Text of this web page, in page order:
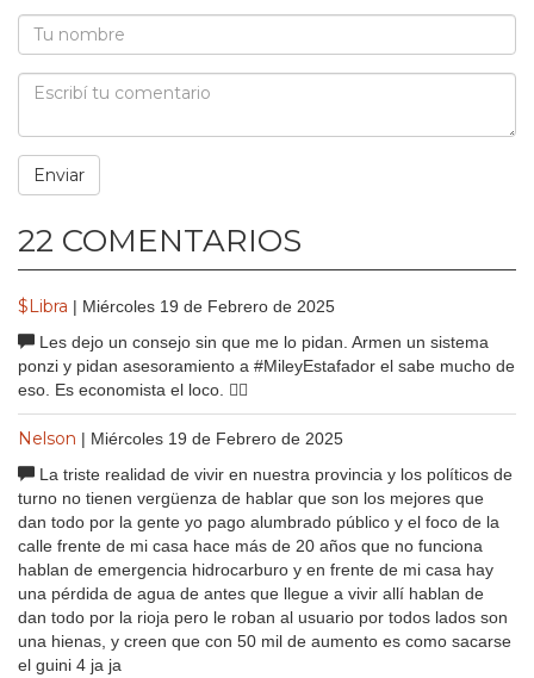
22 COMENTARIOS
$Libra | Miércoles 19 de Febrero de 2025
Les dejo un consejo sin que me lo pidan. Armen un sistema
ponzi y pidan asesoramiento a #MileyEstafador el sabe mucho de
eso. Es economista el loco. 🤷‍♂️
Nelson | Miércoles 19 de Febrero de 2025
La triste realidad de vivir en nuestra provincia y los políticos de
turno no tienen vergüenza de hablar que son los mejores que
dan todo por la gente yo pago alumbrado público y el foco de la
calle frente de mi casa hace más de 20 años que no funciona
hablan de emergencia hidrocarburo y en frente de mi casa hay
una pérdida de agua de antes que llegue a vivir allí hablan de
dan todo por la rioja pero le roban al usuario por todos lados son
una hienas, y creen que con 50 mil de aumento es como sacarse
el guini 4 ja ja